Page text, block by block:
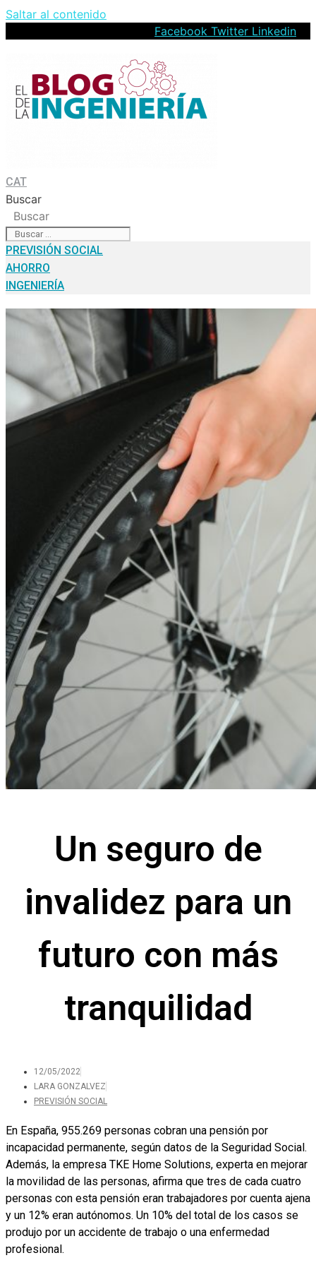
Saltar al contenido
Facebook Twitter Linkedin
CAT
Buscar
Buscar
PREVISIÓN SOCIAL
AHORRO
INGENIERÍA
Un seguro de
invalidez para un
futuro con más
tranquilidad
12/05/2022
LARA GONZALVEZ
PREVISIÓN SOCIAL
En España, 955.269 personas cobran una pensión por
incapacidad permanente, según datos de la Seguridad Social.
Además, la empresa TKE Home Solutions, experta en mejorar
la movilidad de las personas, afirma que tres de cada cuatro
personas con esta pensión eran trabajadores por cuenta ajena
y un 12% eran autónomos. Un 10% del total de los casos se
produjo por un accidente de trabajo o una enfermedad
profesional.